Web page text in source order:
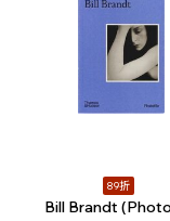
89折
Bill Brandt